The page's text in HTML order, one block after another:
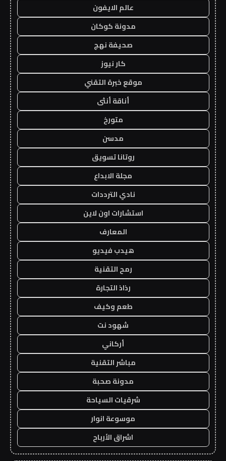
عالم الايفون
مدونة كوكان
صحيفة نهج
كار نيوز
موقع خبرة التقني
أناقة أنثى
متورخ
مدسن
روتانا تسويق
مجلة الابداع
نادي الترددات
استشارات اون لاين
المعارف
هيدب فيديو
رمح التقنية
رذاذ التجارة
طعم وكيف
شهود نت
أركاني
مباشر التقنية
مدونة صحبة
شرقيات السياحة
موسوعة انوار
اشراق الأرباح